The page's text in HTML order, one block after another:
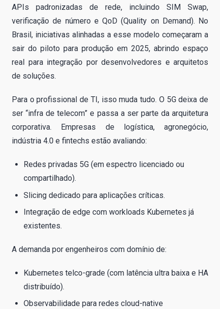
APIs padronizadas de rede, incluindo SIM Swap,
verificação de número e QoD (Quality on Demand). No
Brasil, iniciativas alinhadas a esse modelo começaram a
sair do piloto para produção em 2025, abrindo espaço
real para integração por desenvolvedores e arquitetos
de soluções.
Para o profissional de TI, isso muda tudo. O 5G deixa de
ser “infra de telecom” e passa a ser parte da arquitetura
corporativa. Empresas de logística, agronegócio,
indústria 4.0 e fintechs estão avaliando:
Redes privadas 5G (em espectro licenciado ou
compartilhado).
Slicing dedicado para aplicações críticas.
Integração de edge com workloads Kubernetes já
existentes.
A demanda por engenheiros com domínio de:
Kubernetes telco-grade (com latência ultra baixa e HA
distribuído).
Observabilidade para redes cloud-native